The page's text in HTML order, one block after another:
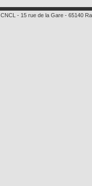
CNCL - 15 rue de la Gare - 65140